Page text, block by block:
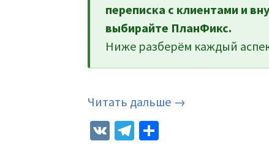
переписка с клиентами и
выбирайте ПланФикс.
Ниже разберём каждый
Читать дальше →
VK Telegram